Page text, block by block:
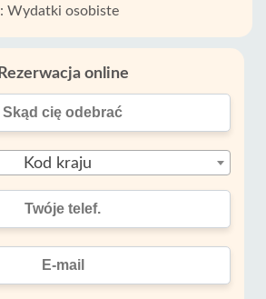
: Wydatki osobiste
Rezerwacja online
Kod kraju